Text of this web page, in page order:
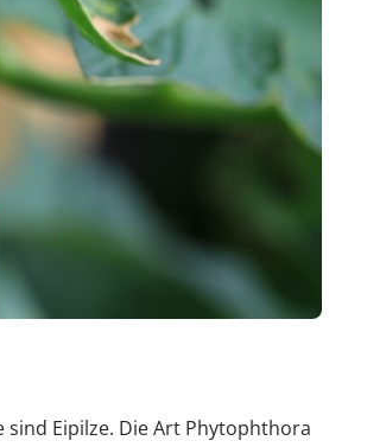
Eipilze. Die Art Phytophthora